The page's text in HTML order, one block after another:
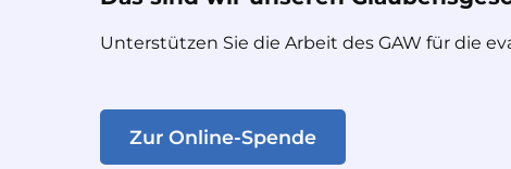
Unterstützen Sie die Arbeit des GAW für die
Zur Online-Spende